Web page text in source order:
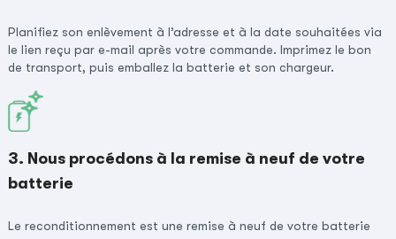
Planifiez son enlèvement à l’adresse et à la date souhaitées via
le lien reçu par e-mail après votre commande. Imprimez le bon
de transport, puis emballez la batterie et son chargeur.
3. Nous procédons à la remise à neuf de votre
batterie
Le reconditionnement est une remise à neuf de votre batterie